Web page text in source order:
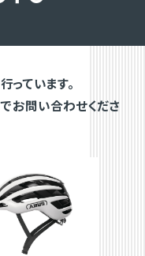
ています。
お問い合わせくださ